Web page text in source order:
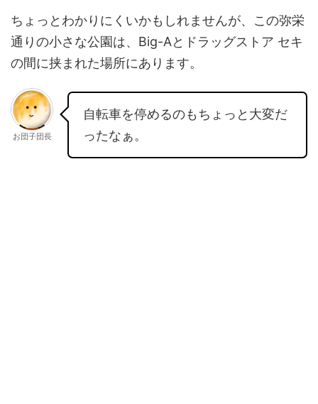
ちょっとわかりにくいかもしれませんが、この弥栄
通りの小さな公園は、Big-Aとドラッグストア セキ
の間に挟まれた場所にあります。
お団子団長
自転車を停めるのもちょっと大変だ
ったなぁ。